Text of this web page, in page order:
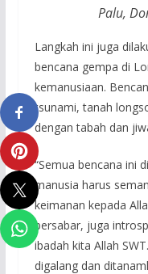
Palu,
Langkah ini juga
bencana gempa di
kemanusiaan.
tsunami, tanah
dengan tabah dan
“Semua bencana ini
manusia harus
keimanan kepada
bersabar, juga
ibadah kita Allah
digalang dan